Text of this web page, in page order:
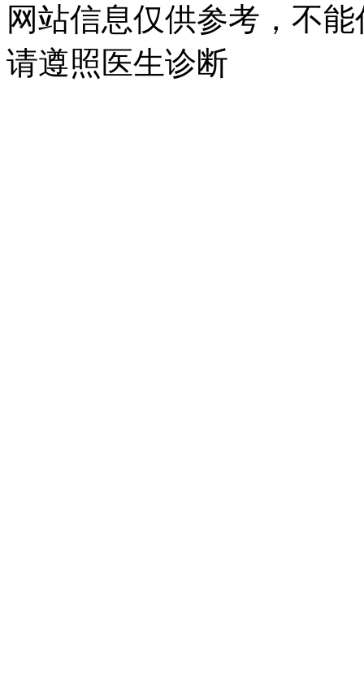
网站信息仅供参考，不
请遵照医生诊断